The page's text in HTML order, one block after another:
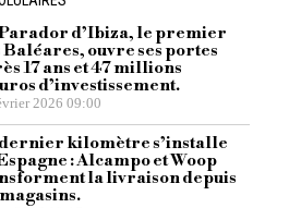
d’Ibiza, le premier
Baléares, ouvre ses portes
17 ans et 47 millions
d’investissement.
2026 09:00
kilomètre s’installe
: Alcampo et Woop
la livraison depuis